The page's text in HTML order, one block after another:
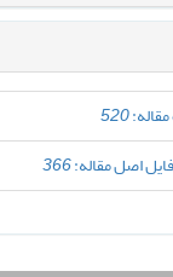
520
اصل مقاله:366